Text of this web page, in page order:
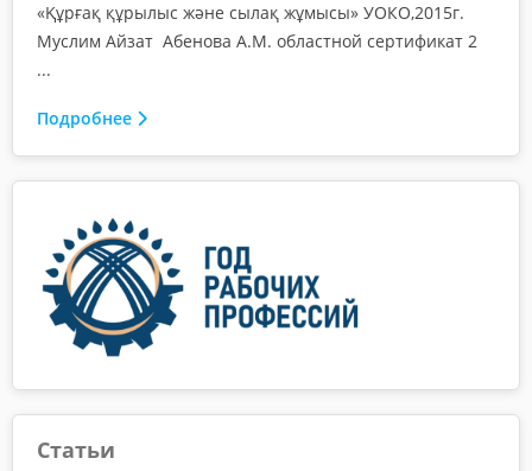
«Құрғақ құрылыс және сылақ жұмысы» УОКО,2015г.
Муслим Айзат Абенова А.М. областной сертификат 2
...
Подробнее
Статьи